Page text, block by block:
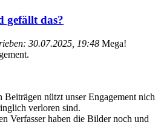
gefällt das?
30.07.2025, 19:48 Mega!
nützt unser Engagement nich
verloren sind.
Verfasser haben die Bilder noch und